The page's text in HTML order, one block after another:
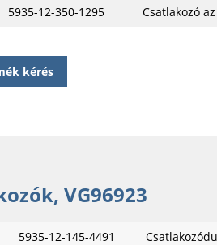
5935-12-350-1295 Csatlakozó
kérés
VG96923
5935-12-145-4491